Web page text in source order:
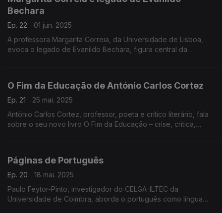
Bechara
Ep. 22
01 jun. 2025
A professora Margarita Correia, da Universidade de Lisboa,
evoca o legado de Evanildo Bechara, figura central da
O Fim da Educação de António Carlos Cortez
Ep. 21
25 mai. 2025
António Carlos Cortez, professor, poeta e crítico literário, fala
sobre o seu novo livro O Fim da Educação – crise, crítica,
Páginas de Português
Ep. 20
18 mai. 2025
Paulo Feytor-Pinto, investigador do CELGA-ILTEC da
Universidade de Coimbra, aborda o português como língua